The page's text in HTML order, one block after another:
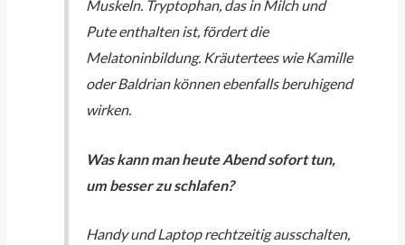
Muskeln. Tryptophan, das in Milch und
Pute enthalten ist, fördert die
Melatoninbildung. Kräutertees wie Kamille
oder Baldrian können ebenfalls beruhigend
wirken.
Was kann man heute Abend sofort tun,
um besser zu schlafen?
Handy und Laptop rechtzeitig ausschalten,